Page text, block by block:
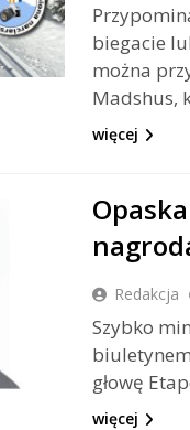
biegacie
można
Madshus,
więcej
Redakcja
Szybko
głowę
więcej